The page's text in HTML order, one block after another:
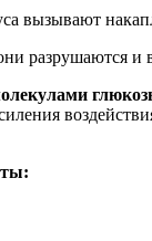
вызывают
разрушаются и